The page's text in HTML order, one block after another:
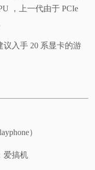
，上一代由于 PCIe
入手 20 系显卡的游
）
爱搞机